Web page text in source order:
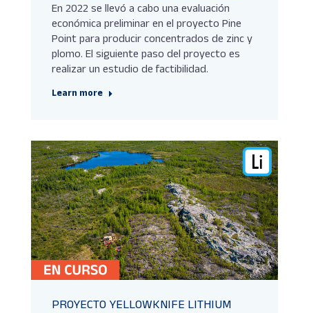
En 2022 se llevó a cabo una evaluación
económica preliminar en el proyecto Pine
Point para producir concentrados de zinc y
plomo. El siguiente paso del proyecto es
realizar un estudio de factibilidad.
Learn more
PROYECTO YELLOWKNIFE LITHIUM